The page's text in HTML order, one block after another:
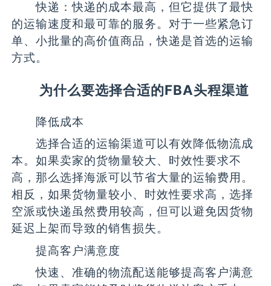
快递：快递的成本最高，但它提供了最快
的运输速度和最可靠的服务。对于一些紧急订
单、小批量的高价值商品，快递是首选的运输
方式。
为什么要选择合适的FBA头程渠道
降低成本
选择合适的运输渠道可以有效降低物流成
本。如果卖家的货物量较大、时效性要求不
高，那么选择海派可以节省大量的运输费用。
相反，如果货物量较小、时效性要求高，选择
空派或快递虽然费用较高，但可以避免因货物
延迟上架而导致的销售损失。
提高客户满意度
快速、准确的物流配送能够提高客户满意